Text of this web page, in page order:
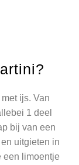
ijs. Van
1 deel
bij van een
uitgieten in
een limoentje